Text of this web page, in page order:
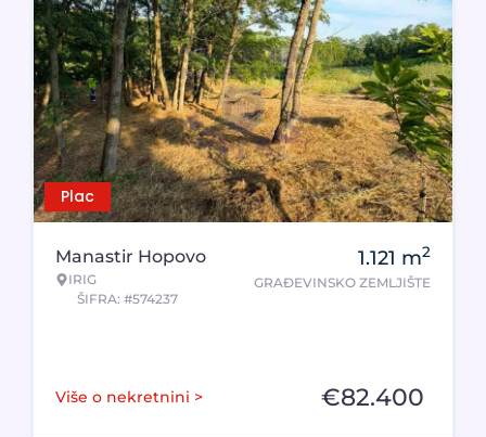
Plac
Manastir Hopovo
IRIG
ŠIFRA: #574237
1.121 m2
GRAĐEVINSKO ZEMLJIŠTE
Više o nekretnini > €82.400